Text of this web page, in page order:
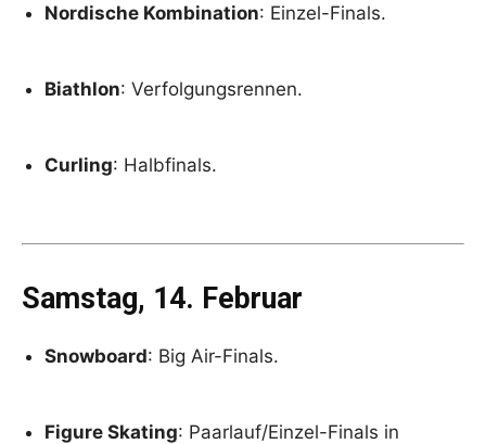
Nordische Kombination: Einzel-Finals.
Biathlon: Verfolgungsrennen.
Curling: Halbfinals.
Samstag, 14. Februar
Snowboard: Big Air-Finals.
Figure Skating: Paarlauf/Einzel-Finals in